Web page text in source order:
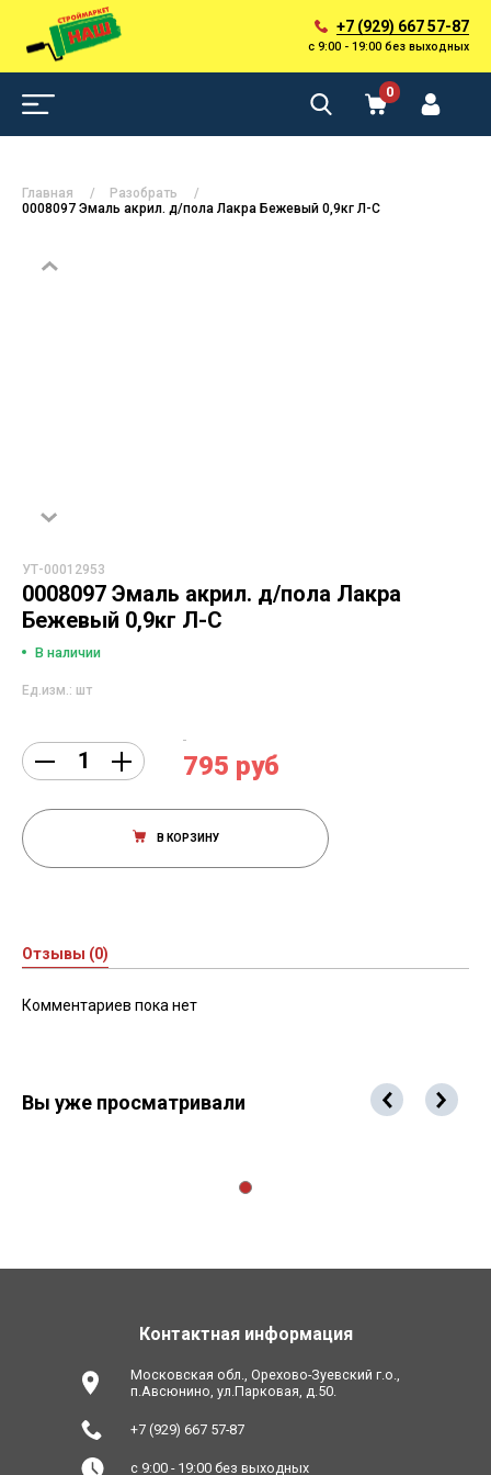
+7 (929) 667 57-87
с 9:00 - 19:00 без выходных
0
Главная
Разобрать
0008097 Эмаль акрил. д/пола Лакра Бежевый 0,9кг Л-С
УТ-00012953
0008097 Эмаль акрил. д/пола Лакра
Бежевый 0,9кг Л-С
В наличии
Ед.изм.: шт
795 руб
В КОРЗИНУ
Отзывы (0)
Комментариев пока нет
Вы уже просматривали
Контактная информация
Московская обл., Орехово-Зуевский г.о.,
п.Авсюнино, ул.Парковая, д.50.
+7 (929) 667 57-87
с 9:00 - 19:00 без выходных